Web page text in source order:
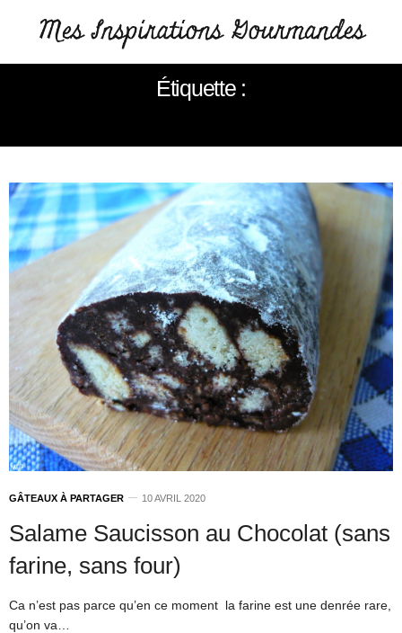
Étiquette :
GÂTEAUX À PARTAGER 10 AVRIL 2020
Salame Saucisson au Chocolat (sans
farine, sans four)
Ca n’est pas parce qu’en ce moment la farine est une denrée rare,
qu’on va…